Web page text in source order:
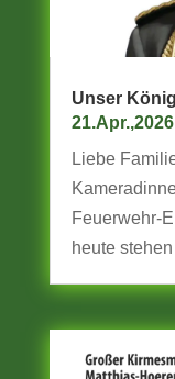
Unser
21.Apr.,2026
Liebe
Feuerwehr-
heute